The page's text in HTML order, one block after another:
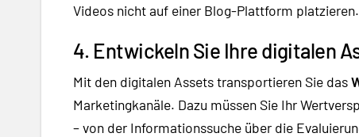
Videos nicht auf einer Blog-Plattform platzieren.
4. Entwickeln Sie Ihre digitalen
Mit den digitalen Assets transportieren Sie das
Marketingkanäle. Dazu müssen Sie Ihr
– von der Informationssuche über die